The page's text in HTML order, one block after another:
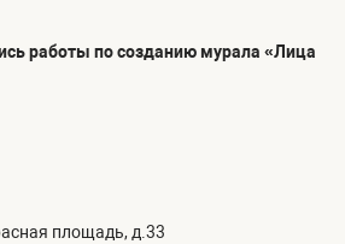
работы по созданию мурала «Лица
площадь, д.33